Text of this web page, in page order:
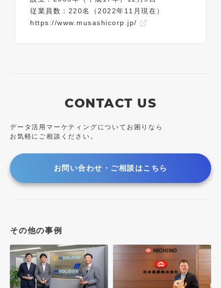
従業員数：220名（2022年11月現在）
https://www.musashicorp.jp/
CONTACT US
データ活用マーケティングについてお困りなら
お気軽にご相談ください。
お問い合わせ・ご相談はこちら
その他の事例